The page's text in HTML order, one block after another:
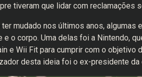
tiveram que lidar com reclamações
mudado nos últimos anos, algumas
e o corpo. Uma delas foi a Nintendo,
e Wii Fit para cumprir com o objetivo
desta ideia foi o ex-presidente da